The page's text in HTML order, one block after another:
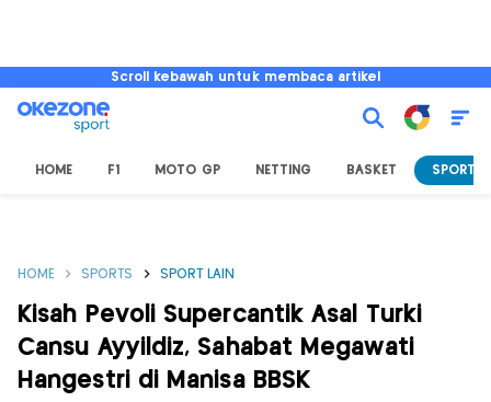
Scroll kebawah untuk membaca artikel
HOME F1 MOTO GP NETTING BASKET SPORT
HOME SPORTS SPORT LAIN
Kisah Pevoli Supercantik Asal Turki
Cansu Ayyildiz, Sahabat Megawati
Hangestri di Manisa BBSK